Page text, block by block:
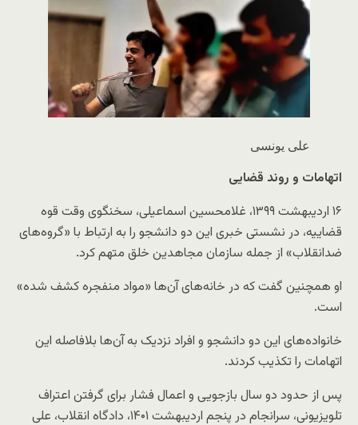
علی یونسی
اتهامات و روند قضایی
۱۶ اردیبهشت ۱۳۹۹، غلامحسین اسماعیلی، سخنگوی وقت قوه
قضاییه، در نشستی خبری این دو دانشجو را به ارتباط با «گروه‌های
ضدانقلاب» از جمله سازمان مجاهدین خلق متهم کرد.
او همچنین گفت که در خانه‌های آن‌ها «مواد منفجره کشف شده‌»
است.
خانواده‌های این دو دانشجو و افراد نزدیک به آن‌ها بلافاصله این
اتهامات را تکذیب کردند.
پس از حدود دو سال بازجویی و اعمال فشار برای گرفتن اعتراف
تلویزیونی، سرانجام در پنجم اردیبهشت ۱۴۰۱، دادگاه انقلاب، علی